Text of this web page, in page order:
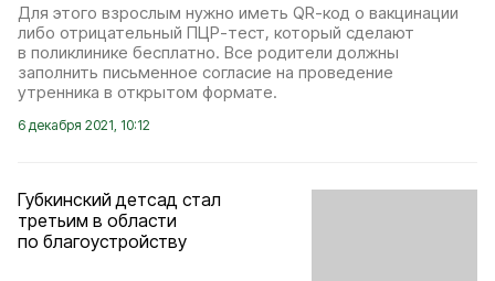
Для этого взрослым нужно иметь QR-код о вакцинации
либо отрицательный ПЦР-тест, который сделают
в поликлинике бесплатно. Все родители должны
заполнить письменное согласие на проведение
утренника в открытом формате.
6 декабря 2021, 10:12
Губкинский детсад стал
третьим в области
по благоустройству